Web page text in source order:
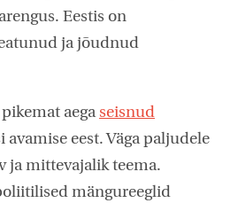
Eestis on
ja jõudnud
aega seisnud
eest. Väga paljudele
ja mittevajalik teema.
mängureeglid